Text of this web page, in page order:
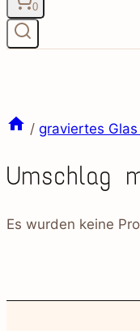
0
/ graviertes
Umschlag
Es wurden keine